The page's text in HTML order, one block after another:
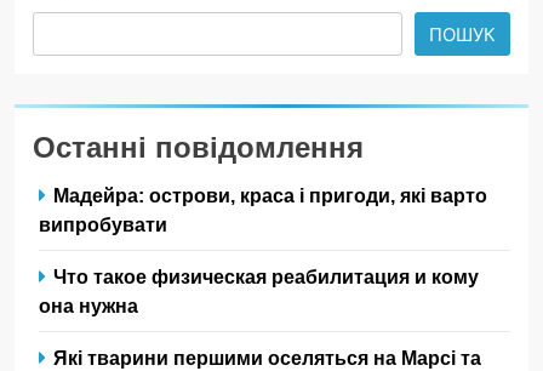
ПОШУК
Останні повідомлення
Мадейра: острови, краса і пригоди, які варто
випробувати
Что такое физическая реабилитация и кому
она нужна
Які тварини першими оселяться на Марсі та